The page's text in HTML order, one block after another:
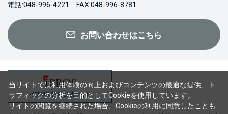
電話:048-996-4221 FAX:048-996-8781
お問い合わせはこちら
当サイトでは利用体験の向上およびコンテンツの最適な提供、ト
ラフィックの分析を目的としてCookieを使用しています。
サイトの閲覧を継続された場合、Cookieの利用に同意したことも